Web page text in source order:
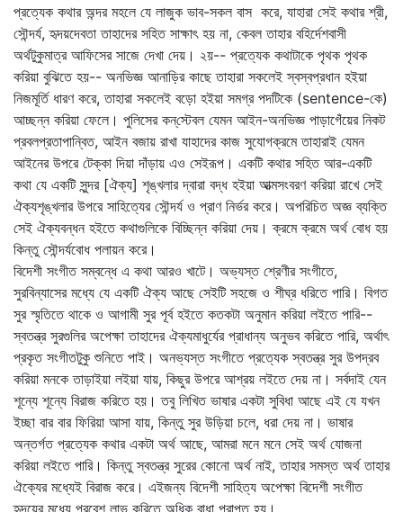
প্রত্যেক কথার অন্দর মহলে যে লাজুক ভাব-সকল বাস করে, যাহারা সেই কথার শ্রী,
সৌন্দর্য, হৃদয়দেবতা তাহাদের সহিত সাক্ষাৎ হয় না, কেবল তাহার বহির্দেশবাসী
অর্থটুকুমাত্র আফিসের সাজে দেখা দেয়। ২য়-- প্রত্যেক কথাটাকে পৃথক পৃথক
করিয়া বুঝিতে হয়-- অনভিজ্ঞ আনাড়ির কাছে তাহারা সকলেই স্বস্বপ্রধান হইয়া
নিজমূর্তি ধারণ করে, তাহারা সকলেই বড়ো হইয়া সমগ্র পদটিকে (sentence-কে)
আচ্ছন্ন করিয়া ফেলে। পুলিসের কন্‌স্টেবল যেমন আইন-অনভিজ্ঞ পাড়াগেঁয়ের নিকট
প্রবলপ্রতাপান্বিত, আইন বজায় রাখা যাহাদের কাজ সুযোগক্রমে তাহারাই যেমন
আইনের উপরে টেক্কা দিয়া দাঁড়ায় এও সেইরূপ। একটি কথার সহিত আর-একটি
কথা যে একটি সুন্দর [ঐক্য] শৃঙ্খলার দ্বারা বদ্ধ হইয়া আত্মসংবরণ করিয়া রাখে সেই
ঐক্যশৃঙ্খলার উপরে সাহিত্যের সৌন্দর্য ও প্রাণ নির্ভর করে। অপরিচিত অজ্ঞ ব্যক্তি
সেই ঐক্যবন্ধন হইতে কথাগুলিকে বিচ্ছিন্ন করিয়া দেয়। ক্রমে ক্রমে অর্থ বোধ হয়
কিন্তু সৌন্দর্যবোধ পলায়ন করে।
বিদেশী সংগীত সম্বন্ধে এ কথা আরও খাটে। অভ্যস্ত শ্রেণীর সংগীতে,
সুরবিন্যাসের মধ্যে যে একটি ঐক্য আছে সেইটি সহজে ও শীঘ্র ধরিতে পারি। বিগত
সুর স্মৃতিতে থাকে ও আগামী সুর পূর্ব হইতে কতকটা অনুমান করিয়া লইতে পারি--
স্বতন্ত্র সুরগুলির অপেক্ষা তাহাদের ঐক্যমাধুর্যের প্রাধান্য অনুভব করিতে পারি, অর্থাৎ
প্রকৃত সংগীতটুকু শুনিতে পাই। অনভ্যস্ত সংগীতে প্রত্যেক স্বতন্ত্র সুর উপদ্রব
করিয়া মনকে তাড়াইয়া লইয়া যায়, কিছুর উপরে আশ্রয় লইতে দেয় না। সর্বদাই যেন
শূন্যে শূন্যে বিরাজ করিতে হয়। তবু লিখিত ভাষার একটা সুবিধা আছে এই যে যখন
ইচ্ছা বার বার ফিরিয়া আসা যায়, কিন্তু সুর উড়িয়া চলে, ধরা দেয় না। ভাষার
অন্তর্গত প্রত্যেক কথার একটা অর্থ আছে, আমরা মনে মনে সেই অর্থ যোজনা
করিয়া লইতে পারি। কিন্তু স্বতন্ত্র সুরের কোনো অর্থ নাই, তাহার সমস্ত অর্থ তাহার
ঐক্যের মধ্যেই বিরাজ করে। এইজন্য বিদেশী সাহিত্য অপেক্ষা বিদেশী সংগীত
হৃদয়ের মধ্যে প্রবেশ লাভ করিতে অধিক বাধা প্রাপ্ত হয়।